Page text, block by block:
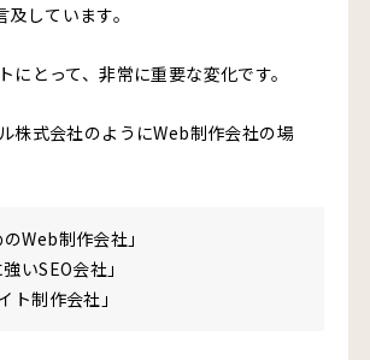
及しています。
にとって、非常に重要な変化です。
株式会社のようにWeb制作会社の場
のWeb制作会社」
いSEO会社」
ト制作会社」